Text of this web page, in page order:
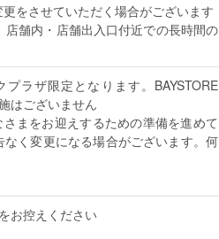
をさせていただく場合がございます
舗内・店舗出入口付近での長時間の
プラザ限定となります。BAYSTORE
はございません
まをお迎えするための準備を進めて
く変更になる場合がございます。何
お控えください